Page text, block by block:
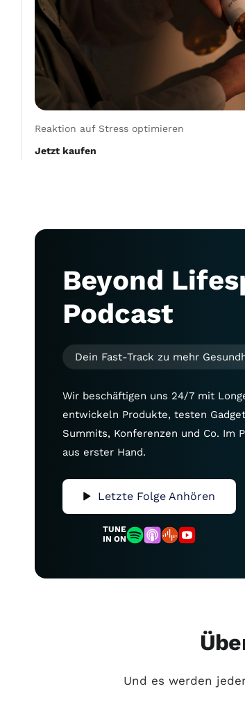
Reaktion auf Stress optimieren
Jetzt kaufen
Beyond
Podcast
Dein Fast-Track zu mehr
Wir beschäftigen uns 24/7 mit
entwickeln Produkte, testen
Summits, Konferenzen und Co. Im
aus erster Hand.
Letzte Folge Anhören
TUNE
IN ON
Und es werden